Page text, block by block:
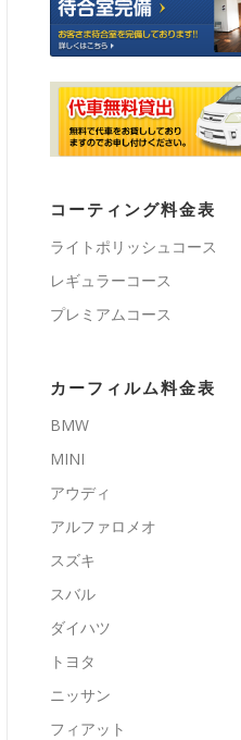
コーティング料金表
ライトポリッシュコース
レギュラーコース
プレミアムコース
カーフィルム料金表
BMW
MINI
アウディ
アルファロメオ
スズキ
スバル
ダイハツ
トヨタ
ニッサン
フィアット